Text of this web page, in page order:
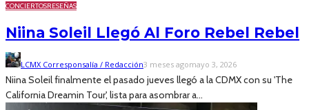
CONCIERTOSRESEÑAS
Niina Soleil Llegó Al Foro Rebel Rebel
LCMX Corresponsalía / Redacción3 meses agomayo 3, 2026
Niina Soleil finalmente el pasado jueves llegó a la CDMX con su 'The
California Dreamin Tour', lista para asombrar a...